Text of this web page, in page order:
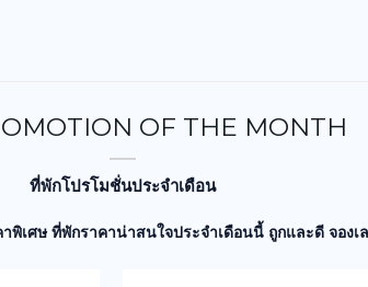
OF THE MONTH
ที่พักโปรโมชั่นประจำเดือน
เศษ ที่พักราคาน่าสนใจประจำเดือนนี้ ถูกและดี จองเ